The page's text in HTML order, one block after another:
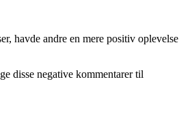
havde andre en mere positiv oplevelse
disse negative kommentarer til